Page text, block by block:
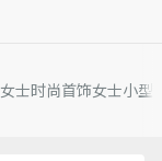
女士时尚首饰女士小型